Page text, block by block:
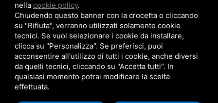
nella cookie policy.
Chiudendo questo banner con la crocetta o cliccando
su "Rifiuta", verranno utilizzati solamente cookie
tecnici. Se vuoi selezionare i cookie da installare,
clicca su "Personalizza". Se preferisci, puoi
acconsentire all'utilizzo di tutti i cookie, anche diversi
da quelli tecnici, cliccando su "Accetta tutti". In
qualsiasi momento potrai modificare la scelta
effettuata.
40138 Bologna (Italy)
Privacy Policy Mappa del sito
© 2026 AIRUM SRL - P.Iva 02371101201